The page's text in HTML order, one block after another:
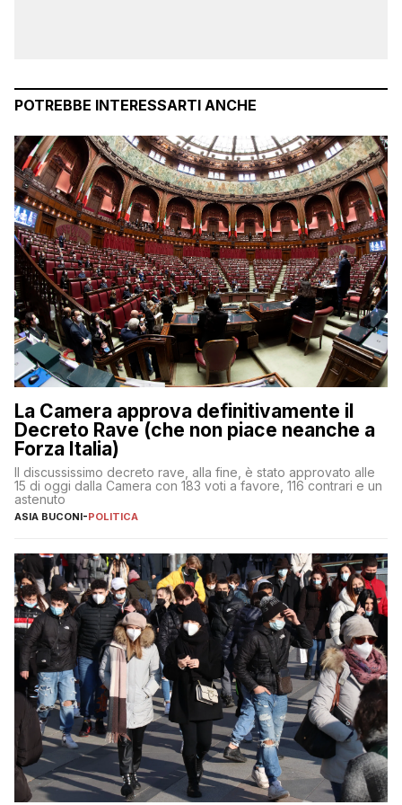
POTREBBE INTERESSARTI ANCHE
La Camera approva definitivamente il
Decreto Rave (che non piace neanche a
Forza Italia)
Il discussissimo decreto rave, alla fine, è stato approvato alle
15 di oggi dalla Camera con 183 voti a favore, 116 contrari e un
astenuto
ASIA BUCONI-POLITICA